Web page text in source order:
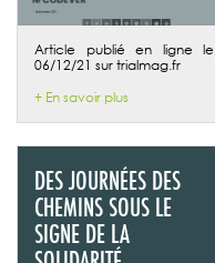
Article publié en ligne le
06/12/21 sur trialmag.fr
+ En savoir plus
DES JOURNÉES DES
CHEMINS SOUS LE
SIGNE DE LA